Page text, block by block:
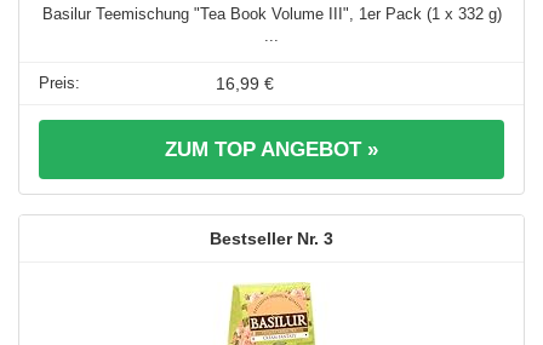
Basilur Teemischung "Tea Book Volume III", 1er Pack (1 x 332 g)
...
16,99 €
ZUM TOP ANGEBOT »
3